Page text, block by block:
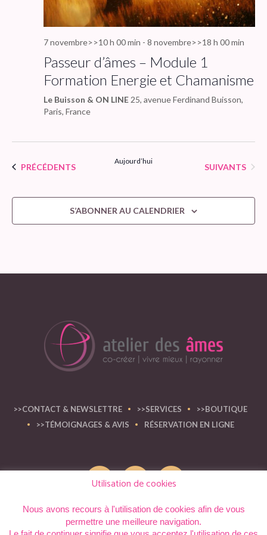
7 novembre>>10 h 00 min - 8 novembre>>18 h 00 min
Passeur d’âmes – Module 1
Formation Energie et Chamanisme
Le Buisson & ON LINE 25, avenue Ferdinand Buisson,
Paris, France
ÉVÈNEMENTS
PRÉCÉDENTS
Aujourd’hui
ÉVÈNEMENTS
SUIVANTS
S’ABONNER AU CALENDRIER
>>CONTACT & NEWSLETTRE >>SERVICES
>>BOUTIQUE
>>TÉMOIGNAGES & AVIS
RÉSERVATION EN LIGNE
atelier des âmes © 2012 - 2023 | Tous les droits réservés
Utilisation de cookies
Nous avons recours à l'utilisation de cookies afin de vous
permettre une meilleure navigation.